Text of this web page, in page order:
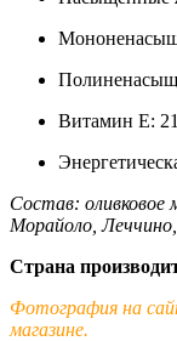
Витамин E:
Состав: оливковое
Морайоло,
Страна
Фотография на
магазине.